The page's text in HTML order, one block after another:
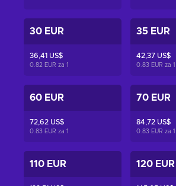
30 EUR
36,41 US$
0.82 EUR za 1
35 EUR
42,37 US$
0.83 EUR za 1
60 EUR
72,62 US$
0.83 EUR za 1
70 EUR
84,72 US$
0.83 EUR za 1
110 EUR 120 EUR